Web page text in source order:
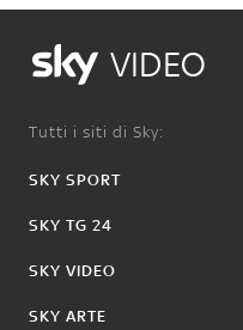
VIDEO
Tutti i siti di Sky:
SKY SPORT
SKY TG 24
SKY VIDEO
SKY ARTE